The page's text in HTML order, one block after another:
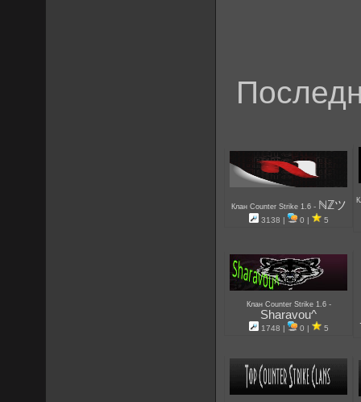
Клан Counter Strike 1.6 - ℕℤツ
3138 | 0 | 5
Клан Counter Strike 1.6 -
Sharavou^
1748 | 0 | 5